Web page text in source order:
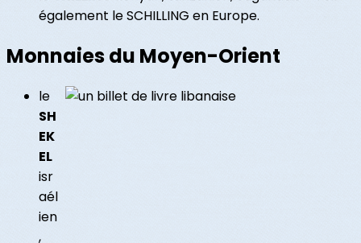
également le SCHILLING en Europe.
Monnaies du Moyen-Orient
le
SH
EK
EL
isr
aél
ien
,